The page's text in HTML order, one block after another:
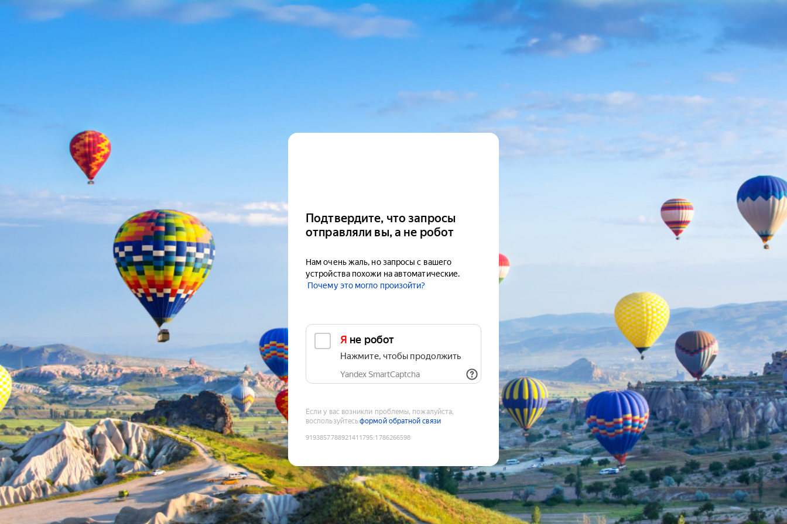
Подтвердите, что запросы
отправляли вы, а не робот
Нам очень жаль, но запросы с вашего
устройства похожи на автоматические.
Почему это могло произойти?
Я не робот
Нажмите, чтобы продолжить
Yandex SmartCaptcha
Если у вас возникли проблемы, пожалуйста,
воспользуйтесьформой обратной связи
9193857788921411795:1786266598